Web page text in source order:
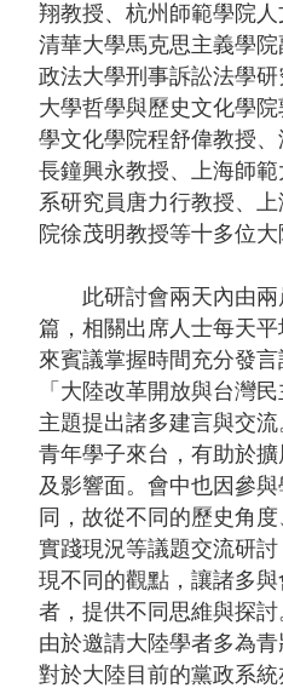
資
料
開
放
宣
告
回
網
導
覽
意
見
信
箱
常
見
翔教授、杭州師範學院人
清華大學馬克思主義學
政法大學刑事訴訟法學
大學哲學與歷史文化學
學文化學院程舒偉教授
長鐘興永教授、上海師
系研究員唐力行教授、
院徐茂明教授等十多位大
此研討會兩天內由兩
篇，相關出席人士每天
來賓議掌握時間充分發
「大陸改革開放與台灣
主題提出諸多建言與交
青年學子來台，有助於
及影響面。會中也因參
同，故從不同的歷史角
實踐現況等議題交流研
現不同的觀點，讓諸多
者，提供不同思維與探討
由於邀請大陸學者多為
對於大陸目前的黨政系